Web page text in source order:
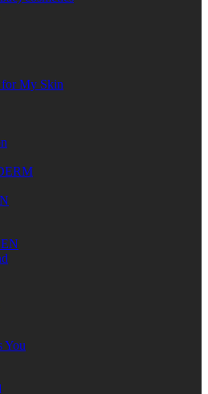
My Skin
You